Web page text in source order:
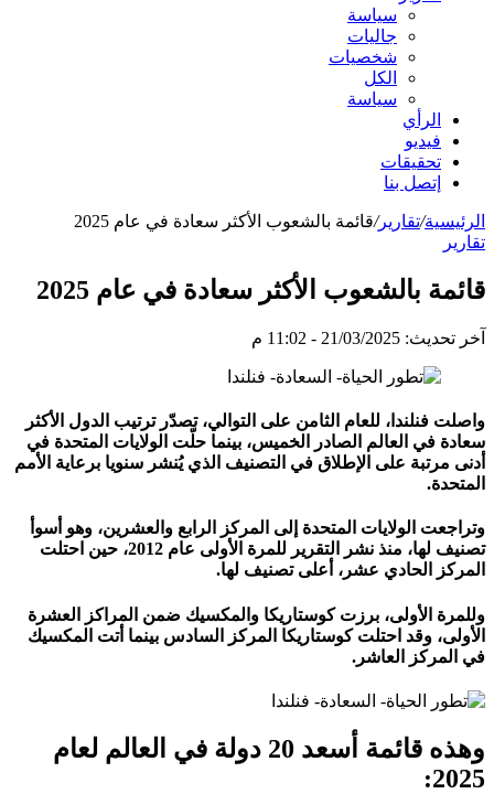
سياسة
جاليات
شخصيات
الكل
سياسة
الرأي
فيديو
تحقيقات
إتصل بنا
الرئيسية/تقارير/قائمة بالشعوب الأكثر سعادة في عام 2025
تقارير
قائمة بالشعوب الأكثر سعادة في عام 2025
آخر تحديث: 21/03/2025 - 11:02 م
واصلت فنلندا، للعام الثامن على التوالي، تصدّر ترتيب الدول الأكثر
سعادة في العالم الصادر الخميس، بينما حلّت الولايات المتحدة في
أدنى مرتبة على الإطلاق في التصنيف الذي يُنشر سنويا برعاية الأمم
المتحدة.
وتراجعت الولايات المتحدة إلى المركز الرابع والعشرين، وهو أسوأ
تصنيف لها، منذ نشر التقرير للمرة الأولى عام 2012، حين احتلت
المركز الحادي عشر، أعلى تصنيف لها.
وللمرة الأولى، برزت كوستاريكا والمكسيك ضمن المراكز العشرة
الأولى، وقد احتلت كوستاريكا المركز السادس بينما أتت المكسيك
في المركز العاشر.
وهذه قائمة أسعد 20 دولة في العالم لعام
2025: